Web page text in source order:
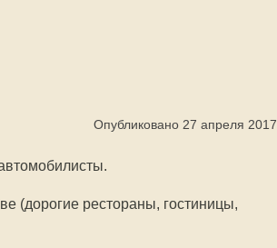
Опубликовано 27 апреля 2017
(дорогие рестораны, гостиницы,